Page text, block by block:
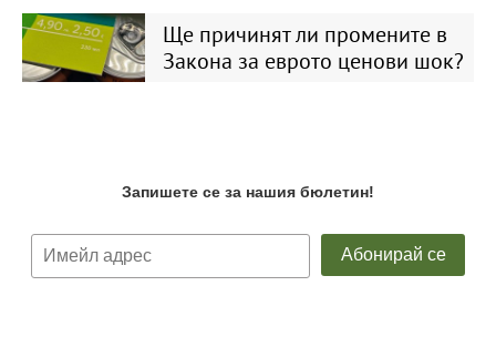
Ще причинят ли промените в
Закона за еврото ценови шок?